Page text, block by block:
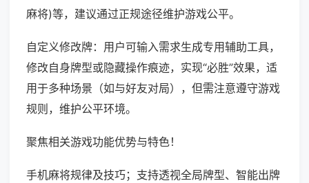
麻将)等，建议通过正规途径维护游戏公平。
自定义修改牌：用户可输入需求生成专用辅助工具，
修改自身牌型或隐藏操作痕迹，实现“必胜”效果，适
用于多种场景（如与好友对局），但需注意遵守游戏
规则，维护公平环境。
聚焦相关游戏功能优势与特色！
手机麻将规律及技巧；支持透视全局牌型、智能出牌